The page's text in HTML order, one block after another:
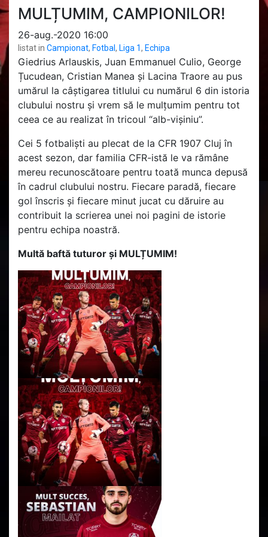
MULȚUMIM, CAMPIONILOR!
26-aug.-2020 16:00
listat in Campionat, Fotbal , Liga 1, Echipa
Giedrius Arlauskis, Juan Emmanuel Culio, George
Țucudean, Cristian Manea și Lacina Traore au pus
umărul la câștigarea titlului cu numărul 6 din istoria
clubului nostru și vrem să le mulțumim pentru tot
ceea ce au realizat în tricoul “alb-vișiniu”.
Cei 5 fotbaliști au plecat de la CFR 1907 Cluj în
acest sezon, dar familia CFR-istă le va rămâne
mereu recunoscătoare pentru toată munca depusă
în cadrul clubului nostru. Fiecare paradă, fiecare
gol înscris și fiecare minut jucat cu dăruire au
contribuit la scrierea unei noi pagini de istorie
pentru echipa noastră.
Multă baftă tuturor și MULȚUMIM!